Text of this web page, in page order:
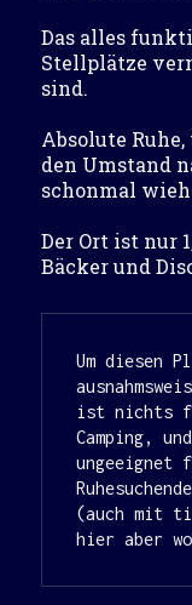
Das alles
Stellplätze
sind.
Absolute
den Umstand
schonmal
Der Ort ist nur
Bäcker und
Um diesen
ist nichts
Camping,
ungeeignet
(auch mit
hier aber